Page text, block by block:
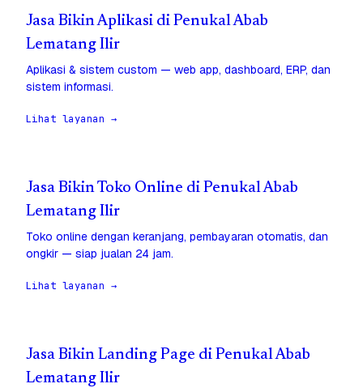
Jasa Bikin Aplikasi di Penukal Abab
Lematang Ilir
Aplikasi & sistem custom — web app, dashboard, ERP, dan
sistem informasi.
Lihat layanan →
Jasa Bikin Toko Online di Penukal Abab
Lematang Ilir
Toko online dengan keranjang, pembayaran otomatis, dan
ongkir — siap jualan 24 jam.
Lihat layanan →
Jasa Bikin Landing Page di Penukal Abab
Lematang Ilir